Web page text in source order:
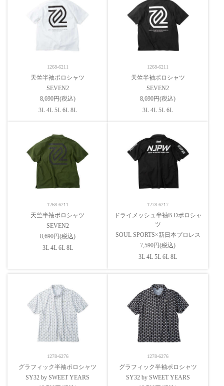
1268-6211
天竺半袖ポロシャツ
SEVEN2
8,690円(税込)
3L 4L 5L 6L 8L
1268-6211
天竺半袖ポロシャツ
SEVEN2
8,690円(税込)
3L 4L 5L 6L
1268-6211
天竺半袖ポロシャツ
SEVEN2
8,690円(税込)
3L 4L 6L 8L
1278-6217
ドライメッシュ半袖B.Dポロシャ
ツ
SOUL SPORTS×新日本プロレス
7,590円(税込)
3L 4L 5L 6L 8L
1278-6276
グラフィック半袖ポロシャツ
SY32 by SWEET YEARS
1278-6276
グラフィック半袖ポロシャツ
SY32 by SWEET YEARS